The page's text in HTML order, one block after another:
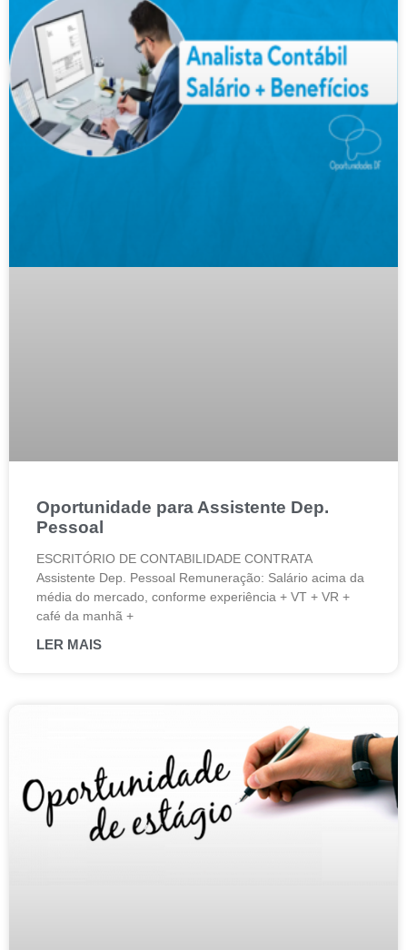
Oportunidade para Assistente Dep.
Pessoal
ESCRITÓRIO DE CONTABILIDADE CONTRATA
Assistente Dep. Pessoal Remuneração: Salário acima da
média do mercado, conforme experiência + VT + VR +
café da manhã +
LER MAIS